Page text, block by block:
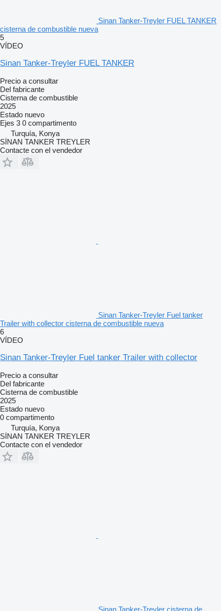
Sinan Tanker-Treyler FUEL TANKER
cisterna de combustible nueva
5
VÍDEO
Sinan Tanker-Treyler FUEL TANKER
Precio a consultar
Del fabricante
Cisterna de combustible
2025
Estado nuevo
Ejes 3 0 compartimento
Turquía, Konya
SİNAN TANKER TREYLER
Contacte con el vendedor
Sinan Tanker-Treyler Fuel tanker
Trailer with collector cisterna de combustible nueva
6
VÍDEO
Sinan Tanker-Treyler Fuel tanker Trailer with collector
Precio a consultar
Del fabricante
Cisterna de combustible
2025
Estado nuevo
0 compartimento
Turquía, Konya
SİNAN TANKER TREYLER
Contacte con el vendedor
Sinan Tanker-Treyler cisterna de